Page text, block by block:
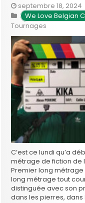
septembre 18, 2024
We Love Belgian
Tournages
C’est ce lundi qu’a
métrage de fiction de
Premier long
long métrage tout
distinguée avec son
dans les pierres, dans